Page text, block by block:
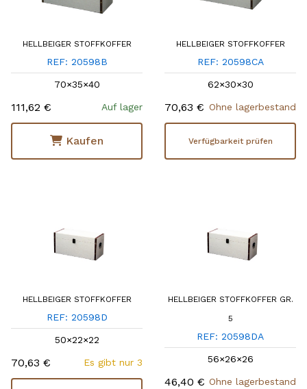
HELLBEIGER STOFFKOFFER
REF: 20598B
70×35×40
111,62 € Auf lager
Kaufen
HELLBEIGER STOFFKOFFER
REF: 20598CA
62×30×30
70,63 € Ohne lagerbestand
Verfügbarkeit prüfen
HELLBEIGER STOFFKOFFER
REF: 20598D
50×22×22
70,63 € Es gibt nur 3
HELLBEIGER STOFFKOFFER GR.
5
REF: 20598DA
56×26×26
46,40 € Ohne lagerbestand